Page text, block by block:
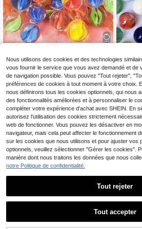
40 pièces/60/100 pièces Billes de
verre colorées Jeu de course de bill
es Solitaire de billes Jouet, Billes ro
ulantes, Jouets de décompression,
Aquarium, Décoration de vase (Styl
e de couleur aléatoire)
CA$3.20
1autres vendeurs
n acier au carbone de 8 mm, diamèt
Seulement 9 restant
20
et de
ouet
e
oires)
CA$13
Nous utilisons des cookies et des technologies
vous fournir le service que vous avez demandé et de
de navigation possible. Vous pouvez "Tout rejeter",
préférences de cookies à tout moment à votre choix.
nous définirons tous les cookies optionnels, qui nous
des fonctionnalités améliorées et à personnaliser le
compléter votre expérience d'achat avec SHEIN. En
autorisez l'utilisation des cookies strictement
web de fonctionner. Vous pouvez les désactiver en
navigateur, mais cela peut affecter le fonctionnement
sur les cookies que nous utilisons et pour ajuster vos
optionnels, veuillez sélectionner "Gérer les cookies".
manière dont nous traitons les données que nous
notre Politique de confidentialité.
Tout rejeter
Tout accepter